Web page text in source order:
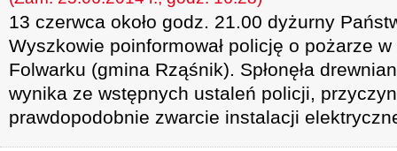
13 czerwca około godz. 21.00 dyżurny
Wyszkowie poinformował policję o pożarze
Folwarku (gmina Rząśnik). Spłonęła
wynika ze wstępnych ustaleń policji,
prawdopodobnie zwarcie instalacji